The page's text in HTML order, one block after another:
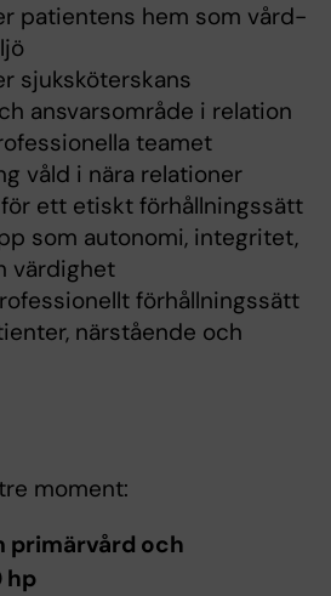
patientens hem som vård-
sjuksköterskans
ansvarsområde i relation
teamet
våld i nära relationer
ett etiskt förhållningssätt
som autonomi, integritet,
värdighet
förhållningssätt
närstående och
moment:
primärvård och
hp